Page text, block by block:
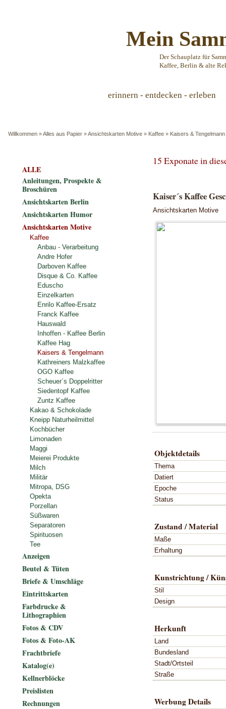
Mein
Der Schauplatz für
Kaffee, Berlin & alte
erinnern - entdecken - erleben
Willkommen »Alles aus Papier »Ansichtskarten Motive » Kaffee » Kaisers & Tengelmann
15 Exponate in
Kaiser´s Kaffee
Ansichtskarten Motive
Objektdetails
Thema
Datiert
Epoche
Status
Zustand / Material
Maße
Erhaltung
Kunstrichtung /
Stil
Design
Herkunft
Land
Bundesland
Stadt/Ortsteil
Straße
Werbung Details
ALLE
Anleitungen, Prospekte &
Broschüren
Ansichtskarten Berlin
Ansichtskarten Humor
Ansichtskarten Motive
Kaffee
Anbau - Verarbeitung
Andre Hofer
Darboven Kaffee
Disque & Co. Kaffee
Eduscho
Einzelkarten
Enrilo Kaffee-Ersatz
Franck Kaffee
Hauswald
Inhoffen - Kaffee Berlin
Kaffee Hag
Kaisers & Tengelmann
Kathreiners Malzkaffee
OGO Kaffee
Scheuer´s Doppelritter
Siedentopf Kaffee
Zuntz Kaffee
Kakao & Schokolade
Kneipp Naturheilmittel
Kochbücher
Limonaden
Maggi
Meierei Produkte
Milch
Militär
Mitropa, DSG
Opekta
Porzellan
Süßwaren
Separatoren
Spirituosen
Tee
Anzeigen
Beutel & Tüten
Briefe & Umschläge
Eintrittskarten
Farbdrucke &
Lithographien
Fotos & CDV
Fotos & Foto-AK
Frachtbriefe
Katalog(e)
Kellnerblöcke
Preislisten
Rechnungen